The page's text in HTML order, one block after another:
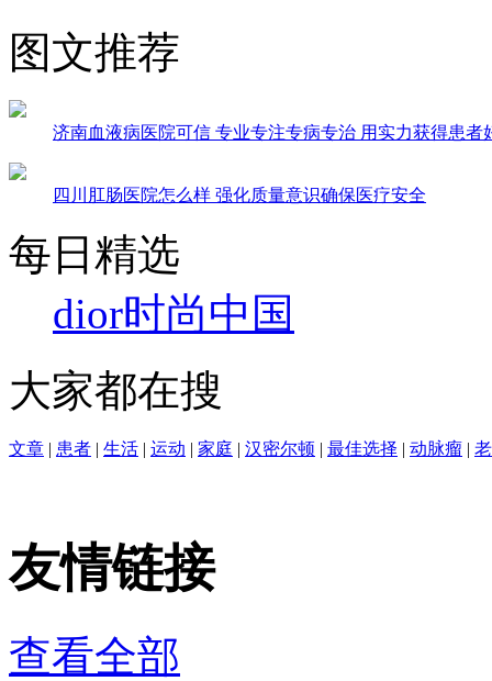
图文推荐
济南血液病医院可信 专业专注专病专治 用实力获得患者
四川肛肠医院怎么样 强化质量意识确保医疗安全
每日精选
dior时尚中国
大家都在搜
文章 | 患者 | 生活 | 运动 | 家庭 | 汉密尔顿 | 最佳选择 | 动脉瘤 |
友情链接
查看全部